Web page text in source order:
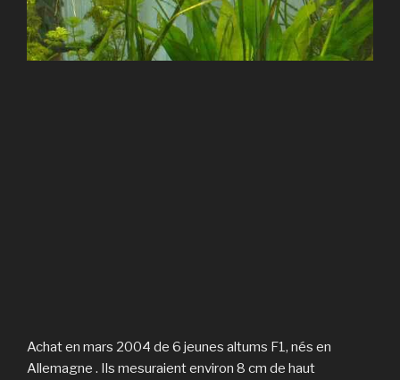
Achat en mars 2004 de 6 jeunes altums F1, nés en
Allemagne . Ils mesuraient environ 8 cm de haut